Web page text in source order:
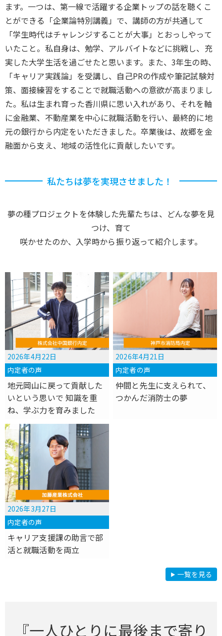
ます。一つは、第一線で活躍する企業トップの話を聴くこ
とができる「企業論特別講義」で、講師の方が共通して
「学生時代はチャレンジすることが大事」とおっしやって
いたこと。私自身は、勉学、アルバイトなどに挑戦し、充
実した大学生活を過ごせたと思います。また、3年生の時、
「キャリア実践論」を受講し、自己PRの作成や筆記試験対
策、面接練習をすることで就職活動への意欲が高まりまし
た。私は生まれ育った香川県に思い入れがあり、それを軸
に金融業、不動産業を中心に就職活動を行い、最終的に地
元の銀行から内定をいただきました。卒業後は、故郷を金
融面から支え、地域の活性化に貢献したいです。
私たちは夢を実現させました！
夢の種プロジェクトを体験した先輩たちは、どんな夢を見
つけ、育て
咲かせたのか、入学時から振り返って紹介します。
2026年4月22日
内定者の声
地元岡山に戻って貢献した
いという思いで 知識を重
ね、学ぶ力を育みました
2026年4月21日
内定者の声
仲間と先生に支えられて、
つかんだ消防士の夢
2026年3月27日
内定者の声
キャリア支援課の助言で部
活と就職活動を両立
内
定
一覧を見る
『一人ひとりに最後まで寄り